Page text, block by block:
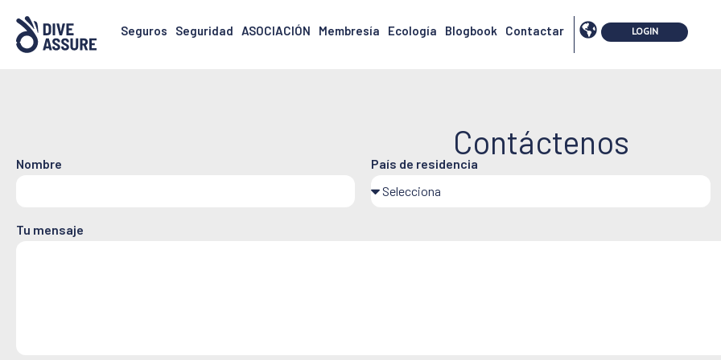
Seguros Seguridad ASOCIACIÓN Membresía Ecología Blogbook Contactar
Contáctenos
Nombre País de residencia
Tu mensaje